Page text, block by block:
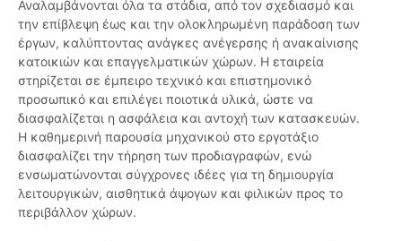
Αναλαμβάνονται όλα τα στάδια, από τον σχεδιασμό και
την επίβλεψη έως και την ολοκληρωμένη παράδοση των
έργων, καλύπτοντας ανάγκες ανέγερσης ή ανακαίνισης
κατοικιών και επαγγελματικών χώρων. Η εταιρεία
στηρίζεται σε έμπειρο τεχνικό και επιστημονικό
προσωπικό και επιλέγει ποιοτικά υλικά, ώστε να
διασφαλίζεται η ασφάλεια και αντοχή των κατασκευών.
Η καθημερινή παρουσία μηχανικού στο εργοτάξιο
διασφαλίζει την τήρηση των προδιαγραφών, ενώ
ενσωματώνονται σύγχρονες ιδέες για τη δημιουργία
λειτουργικών, αισθητικά άψογων και φιλικών προς το
περιβάλλον χώρων.